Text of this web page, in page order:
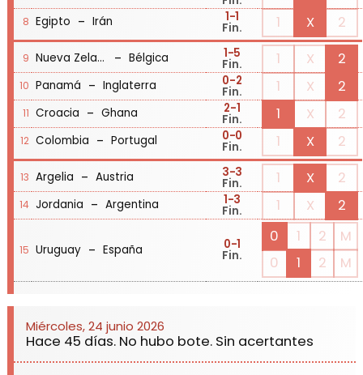
8 Egipto - Irán 1-1
Fin. 1 X 2
9 Nueva Zelanda - Bélgica 1-5
Fin. 1 X 2
10 Panamá - Inglaterra 0-2
Fin. 1 X 2
11 Croacia - Ghana 2-1
Fin. 1 X 2
12 Colombia - Portugal 0-0
Fin. 1 X 2
13 Argelia - Austria 3-3
Fin. 1 X 2
14 Jordania - Argentina 1-3
Fin. 1 X 2
15 Uruguay - España 0-1
Fin.
0 1 2
M
0
1 2 M
Miércoles, 24 junio 2026
Hace 45 días. No hubo bote. Sin acertantes